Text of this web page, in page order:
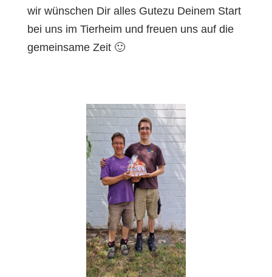
wir wünschen Dir alles Gutezu Deinem Start
bei uns im Tierheim und freuen uns auf die
gemeinsame Zeit 🙂